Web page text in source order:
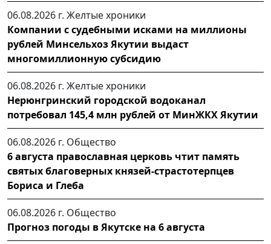
06.08.2026 г. Желтые хроники
Компании с судебными исками на миллионы
рублей Минсельхоз Якутии выдаст
многомиллионную субсидию
06.08.2026 г. Желтые хроники
Нерюнгринский городской водоканал
потребовал 145,4 млн рублей от МинЖКХ Якутии
06.08.2026 г. Общество
6 августа православная церковь чтит память
святых благоверных князей-страстотерпцев
Бориса и Глеба
06.08.2026 г. Общество
Прогноз погоды в Якутске на 6 августа